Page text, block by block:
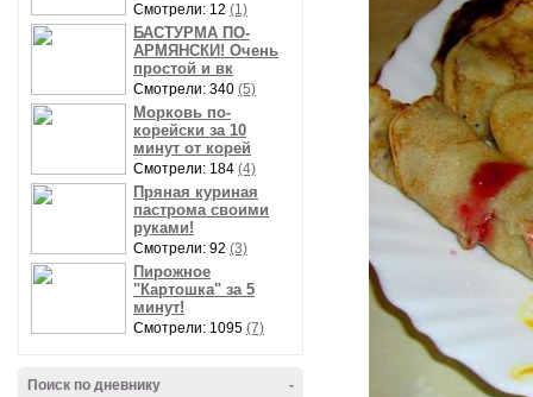
Смотрели: 12 (1)
БАСТУРМА ПО-
АРМЯНСКИ! Очень
простой и вк
Смотрели: 340 (5)
Морковь по-
корейски за 10
минут от корей
Смотрели: 184 (4)
Пряная куриная
пастрома своими
руками!
Смотрели: 92 (3)
Пирожное
"Картошка" за 5
минут!
Смотрели: 1095 (7)
-
Поиск по дневнику